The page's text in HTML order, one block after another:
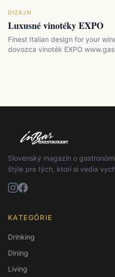
DIZAJN
Luxusné vinotéky EXPO
Finest Italian design for your
dovozca vinoték EXPO
Slovenský magazín o
štýle pre tých, ktorí si vedia
KATEGÓRIE
Drinking
Dining
Living